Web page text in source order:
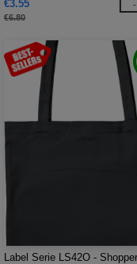
€3.55
€6.80
Label Serie LS42O -